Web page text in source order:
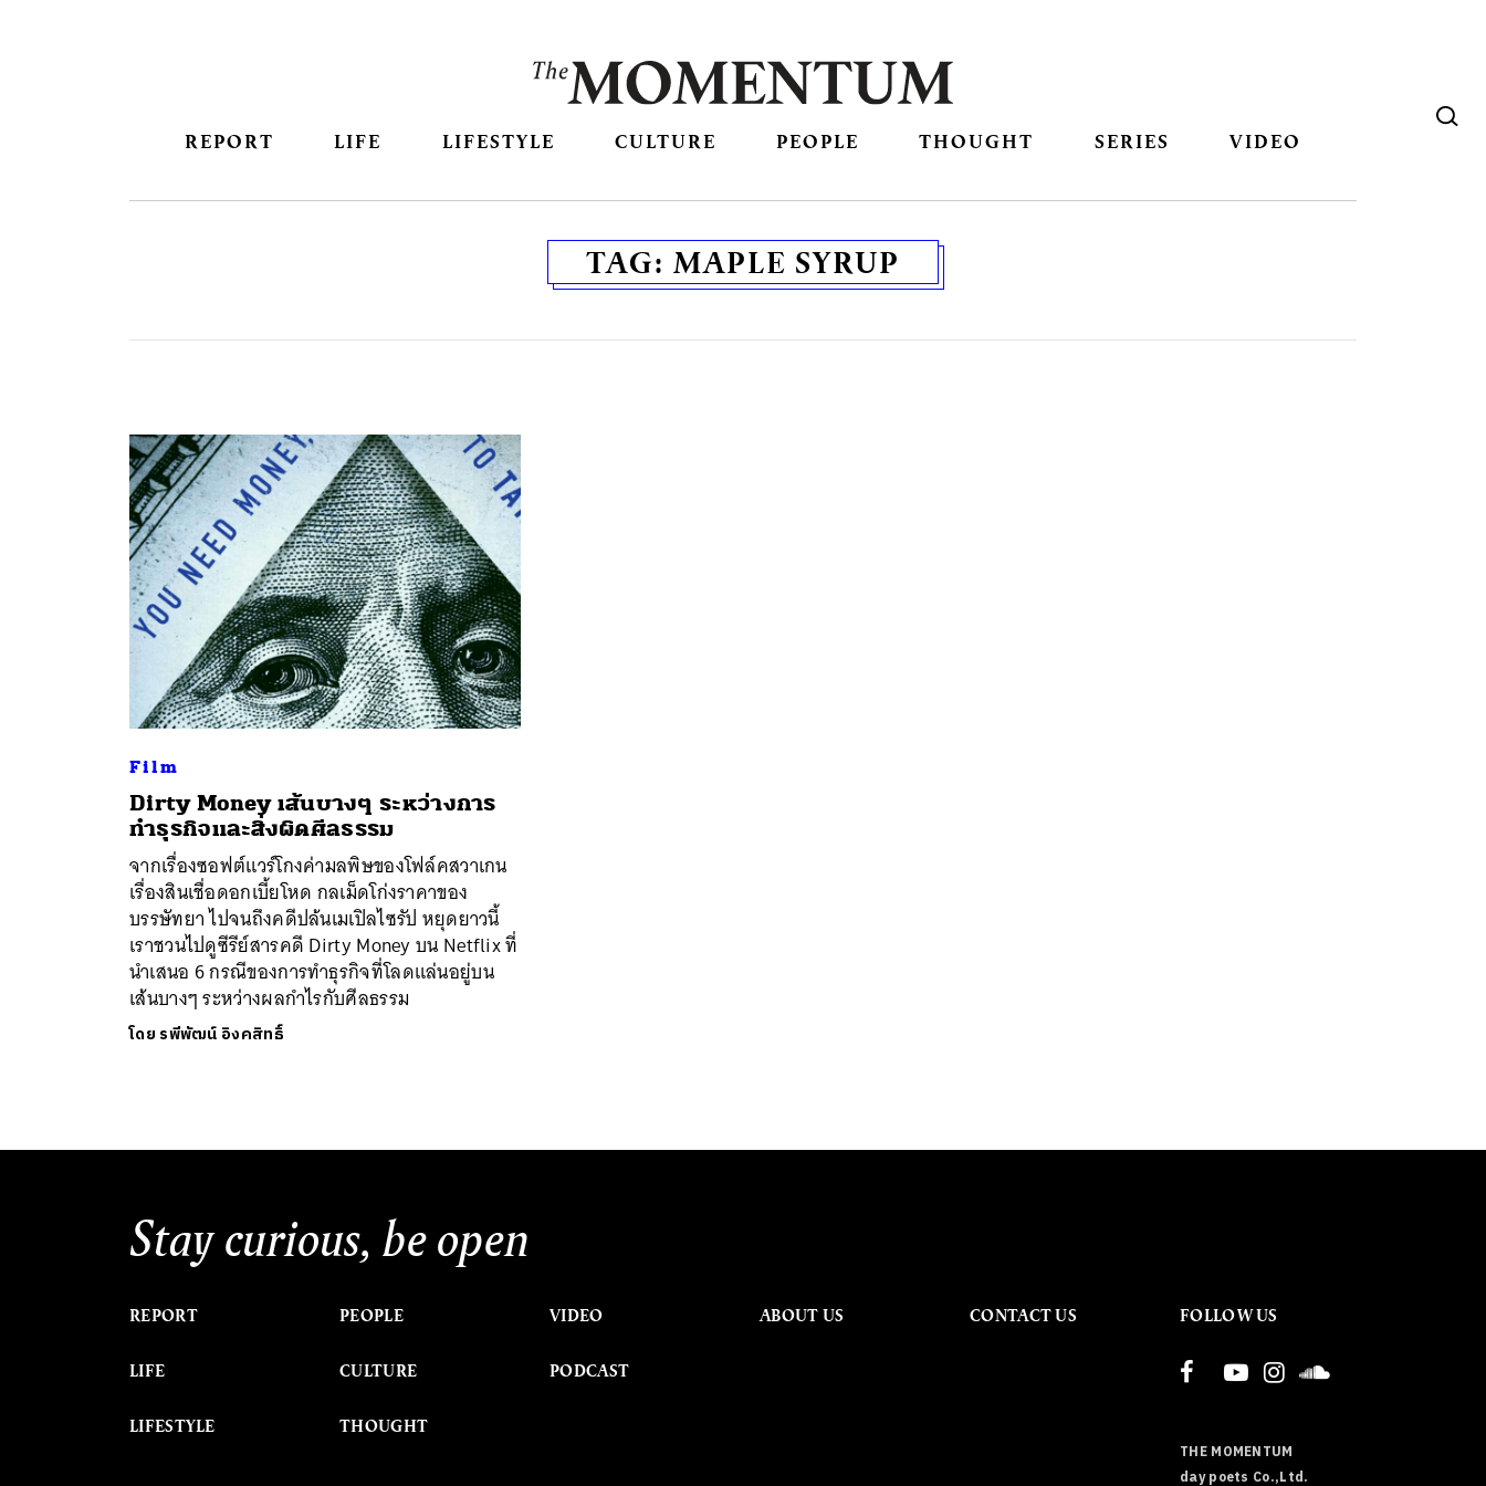
REPORT LIFE LIFESTYLE CULTURE PEOPLE THOUGHT SERIES VIDEO
TAG: MAPLE SYRUP
Film
Dirty Money เส้นบางๆ ระหว่างการ
ทำธุรกิจและสิ่งผิดศีลธรรม
จากเรื่องซอฟต์แวร์โกงค่ามลพิษของโฟล์คสวาเกน
เรื่องสินเชื่อดอกเบี้ยโหด กลเม็ดโก่งราคาของ
บรรษัทยา ไปจนถึงคดีปล้นเมเปิลไซรัป หยุดยาวนี้
เราชวนไปดูซีรีย์สารคดี Dirty Money บน Netflix ที่
นำเสนอ 6 กรณีของการทำธุรกิจที่โลดแล่นอยู่บน
เส้นบางๆ ระหว่างผลกำไรกับศีลธรรม
โดย รพีพัฒน์ อิงคสิทธิ์
Stay curious, be open
REPORT
LIFE
LIFESTYLE
PEOPLE
CULTURE
THOUGHT
VIDEO
PODCAST
ABOUT US CONTACT US FOLLOW US
THE MOMENTUM
day poets Co.,Ltd.